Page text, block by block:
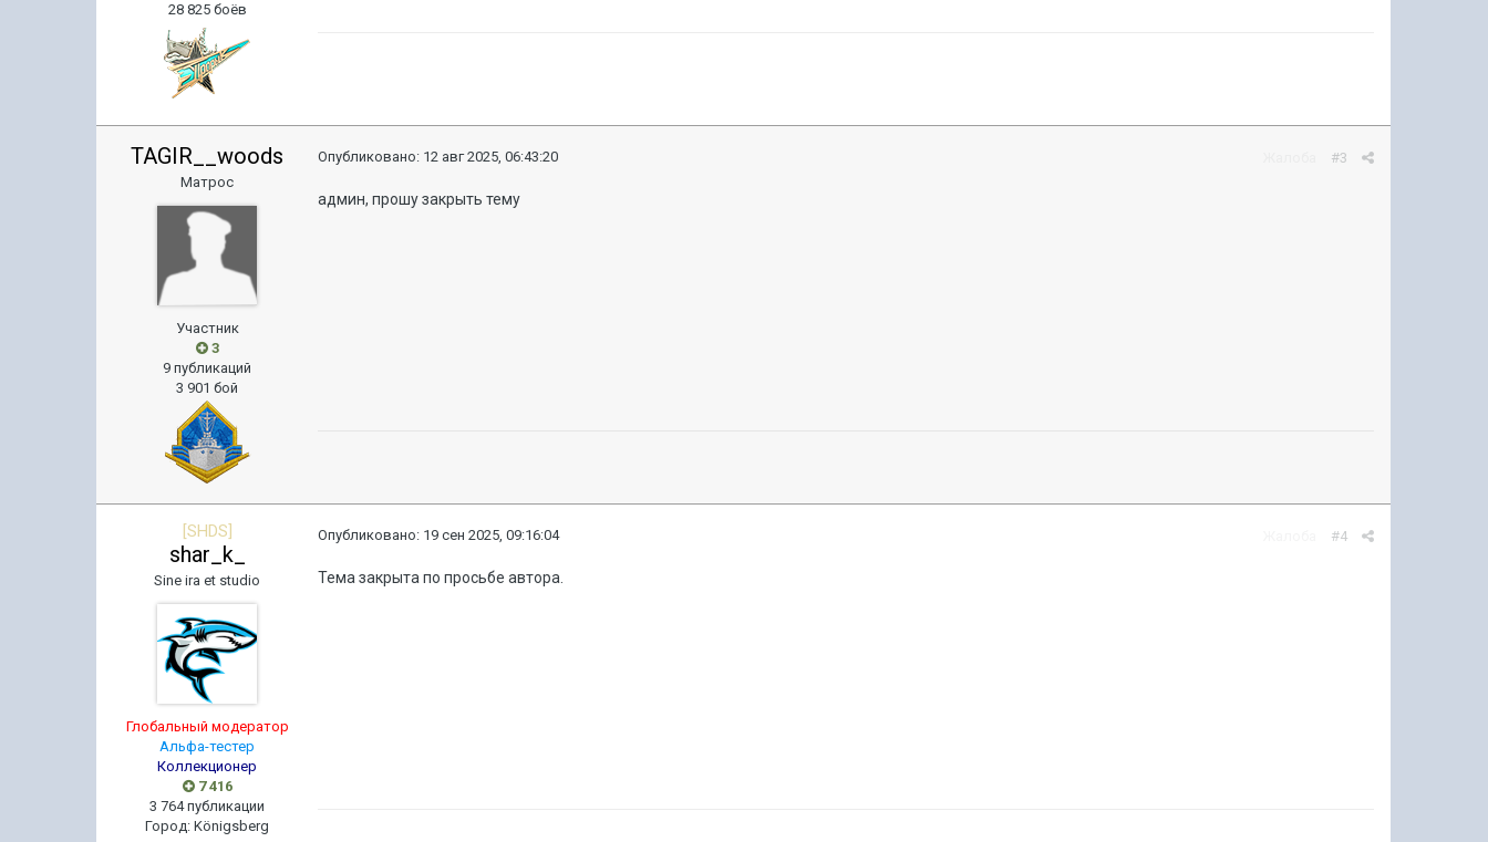
28 825 боёв
TAGIR__woods
Матрос
Участник
3
9 публикаций
3 901 бой
#3
Опубликовано: 12 авг 2025, 06:43:20
админ, прошу закрыть тему
[SHDS]
shar_k_
Sine ira et studio
Глобальный модератор
Альфа-тестер
Коллекционер
7 416
3 764 публикации
Город:Königsberg
#4
Опубликовано: 19 сен 2025, 09:16:04
Тема закрыта по просьбе автора.